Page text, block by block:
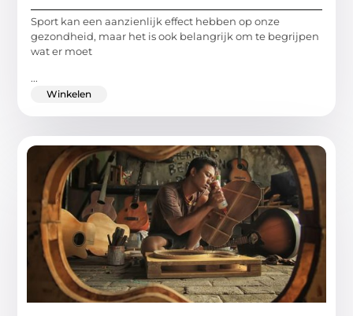
Sport kan een aanzienlijk effect hebben op onze
gezondheid, maar het is ook belangrijk om te begrijpen
wat er moet
...
Winkelen